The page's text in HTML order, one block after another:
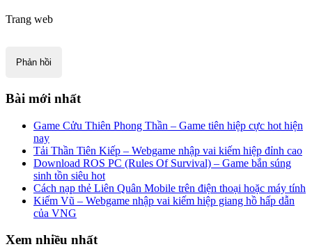
Trang web
Bài mới nhất
Game Cửu Thiên Phong Thần – Game tiên hiệp cực hot hiện
nay
Tải Thần Tiên Kiếp – Webgame nhập vai kiếm hiệp đỉnh cao
Download ROS PC (Rules Of Survival) – Game bắn súng
sinh tồn siêu hot
Cách nạp thẻ Liên Quân Mobile trên điện thoại hoặc máy tính
Kiếm Vũ – Webgame nhập vai kiếm hiệp giang hồ hấp dẫn
của VNG
Xem nhiều nhất